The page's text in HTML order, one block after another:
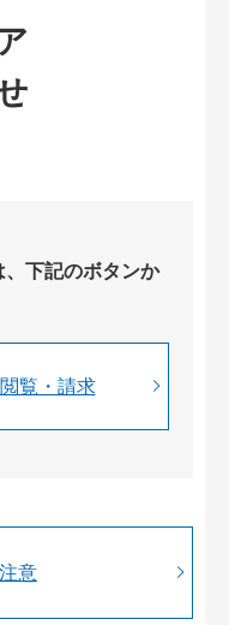
下記のボタンか
覧・請求
意